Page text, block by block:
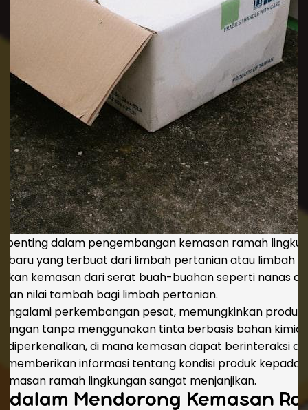
dalam pengembangan kemasan ramah
baru yang terbuat dari limbah pertanian atau limbah
kemasan dari serat buah-buahan seperti nanas
nilai tambah bagi limbah pertanian.
perkembangan pesat, memungkinkan
tanpa menggunakan tinta berbasis bahan kimia
diperkenalkan, di mana kemasan dapat berinteraksi
informasi tentang kondisi produk kepada
ramah lingkungan sangat menjanjikan.
dalam Mendorong Kemasan